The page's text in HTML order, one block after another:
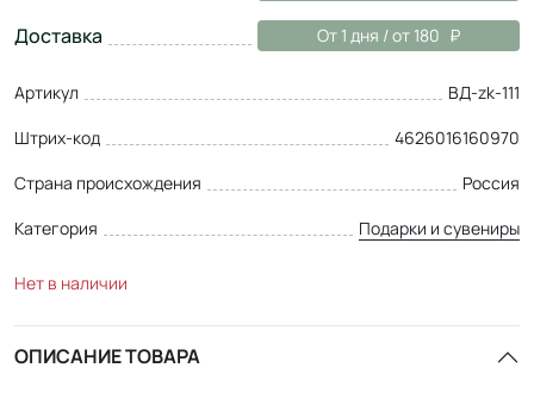
Доставка От 1 дня / от 180
Артикул
ВД-zk-111
Штрих-код
4626016160970
Страна происхождения
Россия
Категория
Подарки и сувениры
Нет в наличии
ОПИСАНИЕ ТОВАРА